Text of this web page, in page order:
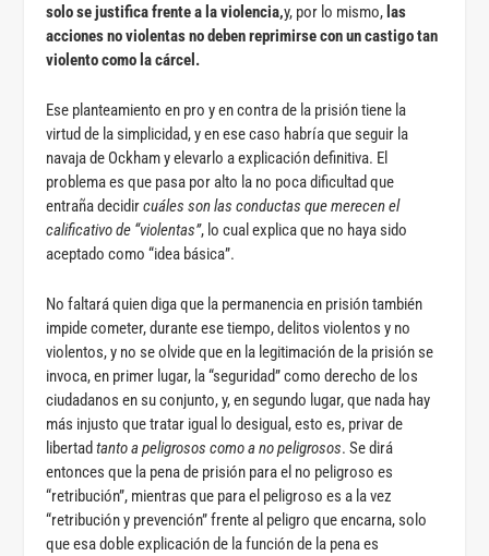
solo se justifica frente a la violencia,y, por lo mismo, las
acciones no violentas no deben reprimirse con un castigo tan
violento como la cárcel.
Ese planteamiento en pro y en contra de la prisión tiene la
virtud de la simplicidad, y en ese caso habría que seguir la
navaja de Ockham y elevarlo a explicación definitiva. El
problema es que pasa por alto la no poca dificultad que
entraña decidircuáles son las conductas que merecen el
calificativo de “violentas”, lo cual explica que no haya sido
aceptado como “idea básica”.
No faltará quien diga que la permanencia en prisión también
impide cometer, durante ese tiempo, delitos violentos y no
violentos, y no se olvide que en la legitimación de la prisión se
invoca, en primer lugar, la “seguridad” como derecho de los
ciudadanos en su conjunto, y, en segundo lugar, que nada hay
más injusto que tratar igual lo desigual, esto es, privar de
libertadtanto a peligrosos como a no peligrosos. Se dirá
entonces que la pena de prisión para el no peligroso es
“retribución”, mientras que para el peligroso es a la vez
“retribución y prevención” frente al peligro que encarna, solo
que esa doble explicación de la función de la pena es